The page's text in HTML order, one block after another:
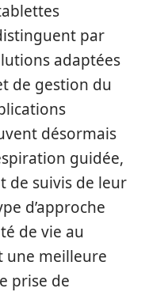
par
adaptées
de gestion du
désormais
guidée,
de suivis de leur
d’approche
de vie au
une meilleure
prise de